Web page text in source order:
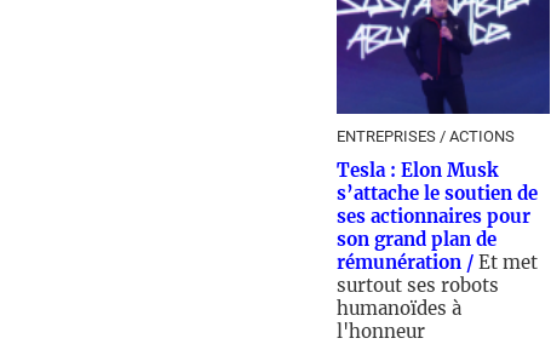
ENTREPRISES / ACTIONS
Tesla : Elon Musk
s’attache le soutien de
ses actionnaires pour
son grand plan de
rémunération / Et met
surtout ses robots
humanoïdes à
l'honneur